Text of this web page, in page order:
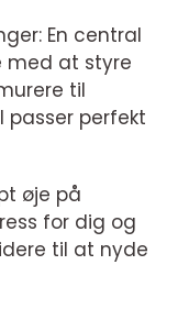
En central
med at styre
til
passer perfekt
øje på
for dig og
til at nyde